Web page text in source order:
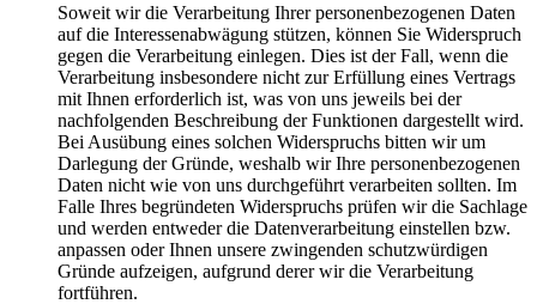
Soweit wir die Verarbeitung Ihrer personenbezogenen Daten
auf die Interessenabwägung stützen, können Sie Widerspruch
gegen die Verarbeitung einlegen. Dies ist der Fall, wenn die
Verarbeitung insbesondere nicht zur Erfüllung eines Vertrags
mit Ihnen erforderlich ist, was von uns jeweils bei der
nachfolgenden Beschreibung der Funktionen dargestellt wird.
Bei Ausübung eines solchen Widerspruchs bitten wir um
Darlegung der Gründe, weshalb wir Ihre personenbezogenen
Daten nicht wie von uns durchgeführt verarbeiten sollten. Im
Falle Ihres begründeten Widerspruchs prüfen wir die Sachlage
und werden entweder die Datenverarbeitung einstellen bzw.
anpassen oder Ihnen unsere zwingenden schutzwürdigen
Gründe aufzeigen, aufgrund derer wir die Verarbeitung
fortführen.